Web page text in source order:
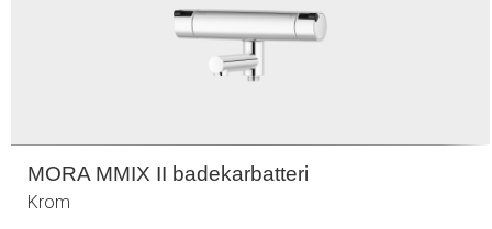
MORA MMIX II badekarbatteri
Krom